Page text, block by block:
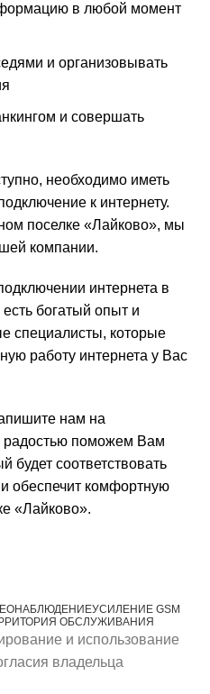
в любой момент
и организовывать
и совершать
необходимо иметь
к интернету.
поселке «Лайково», мы
компании.
интернета в
богатый опыт и
специалисты, которые
работу интернета у Вас
нам на
радостью поможем Вам
будет соответствовать
обеспечит комфортную
«Лайково».
УСИЛЕНИЕ GSM
ОБСЛУЖИВАНИЯ
и использование
владельца